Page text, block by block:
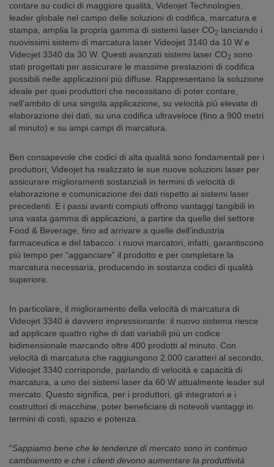
contare su codici di maggiore qualità, Videojet Technologies,
leader globale nel campo delle soluzioni di codifica, marcatura e
stampa, amplia la propria gamma di sistemi laser CO2 lanciando i
nuovissimi sistemi di marcatura laser Videojet 3140 da 10 W e
Videojet 3340 da 30 W. Questi avanzati sistemi laser CO2 sono
stati progettati per assicurare le massime prestazioni di codifica
possibili nelle applicazioni più diffuse. Rappresentano la soluzione
ideale per quei produttori che necessitano di poter contare,
nell’ambito di una singola applicazione, su velocità più elevate di
elaborazione dei dati, su una codifica ultraveloce (fino a 900 metri
al minuto) e su ampi campi di marcatura.
Ben consapevole che codici di alta qualità sono fondamentali per i
produttori, Videojet ha realizzato le sue nuove soluzioni laser per
assicurare miglioramenti sostanziali in termini di velocità di
elaborazione e comunicazione dei dati rispetto ai sistemi laser
precedenti. E i passi avanti compiuti offrono vantaggi tangibili in
una vasta gamma di applicazioni, a partire da quelle del settore
Food & Beverage, fino ad arrivare a quelle dell’industria
farmaceutica e del tabacco: i nuovi marcatori, infatti, garantiscono
più tempo per “agganciare” il prodotto e per completare la
marcatura necessaria, producendo in sostanza codici di qualità
superiore.
In particolare, il miglioramento della velocità di marcatura di
Videojet 3340 è davvero impressionante: il nuovo sistema riesce
ad applicare quattro righe di dati variabili più un codice
bidimensionale marcando oltre 400 prodotti al minuto. Con
velocità di marcatura che raggiungono 2.000 caratteri al secondo,
Videojet 3340 corrisponde, parlando di velocità e capacità di
marcatura, a uno dei sistemi laser da 60 W attualmente leader sul
mercato. Questo significa, per i produttori, gli integratori e i
costruttori di macchine, poter beneficiare di notevoli vantaggi in
termini di costi, spazio e potenza.
“Sappiamo bene che le tendenze di mercato sono in continuo
cambiamento e che i clienti devono aumentare la produttività